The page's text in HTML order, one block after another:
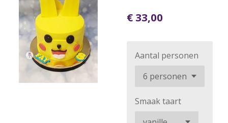
€ 33,00
Aantal personen
Smaak taart